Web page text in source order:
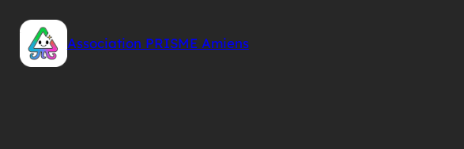
content
Association PRISME Amiens